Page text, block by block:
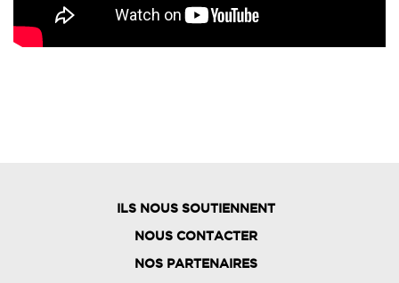
ILS NOUS SOUTIENNENT
NOUS CONTACTER
NOS PARTENAIRES